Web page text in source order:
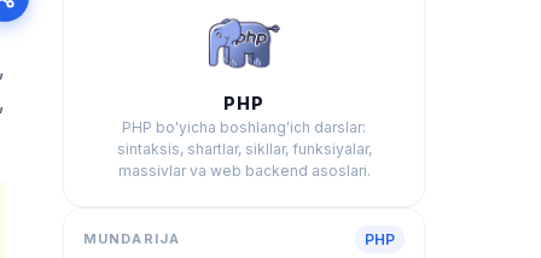
PHP
PHP bo'yicha boshlang'ich darslar:
sintaksis, shartlar, sikllar, funksiyalar,
massivlar va web backend asoslari.
MUNDARIJA PHP